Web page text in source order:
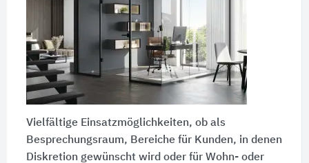
Vielfältige Einsatzmöglichkeiten, ob als
Besprechungsraum, Bereiche für Kunden, in denen
Diskretion gewünscht wird oder für Wohn- oder